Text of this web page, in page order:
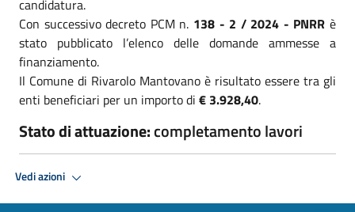
candidatura.
Con successivo decreto PCM n. 138 - 2 / 2024 - PNRR è
stato pubblicato l’elenco delle domande ammesse a
finanziamento.
Il Comune di Rivarolo Mantovano è risultato essere tra gli
enti beneficiari per un importo di € 3.928,40.
Stato di attuazione:completamento lavori
Vedi azioni